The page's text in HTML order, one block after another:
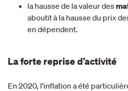
la hausse de la valeur des
aboutit à la hausse du prix
en dépendent.
La forte reprise d’activité
En 2020, l’inflation a été